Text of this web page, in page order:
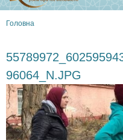
тут
Головна
96064_N.JPG